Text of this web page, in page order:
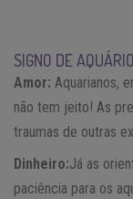
SIGNO DE AQUÁRIO
Amor: Aquarianos,
não tem jeito! As
traumas de outras
Dinheiro:Já as
paciência para os